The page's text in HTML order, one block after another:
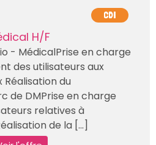
CDI
H/F
- MédicalPrise en charge
des utilisateurs aux
Réalisation du
de DMPrise en charge
relatives à
de la [...]